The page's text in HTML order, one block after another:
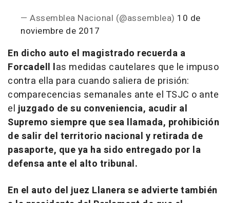
— Assemblea Nacional (@assemblea) 10 de
noviembre de 2017
En dicho auto el magistrado recuerda a
Forcadell las medidas cautelares que le impuso
contra ella para cuando saliera de prisión:
comparecencias semanales ante el TSJC o ante
eljuzgado de su conveniencia, acudir al
Supremo siempre que sea llamada, prohibición
de salir del territorio nacional y retirada de
pasaporte, que ya ha sido entregado por la
defensa ante el alto tribunal.
En el auto del juez Llanera se advierte también